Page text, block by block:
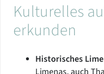
Kulturelles
erkunden
Historisches